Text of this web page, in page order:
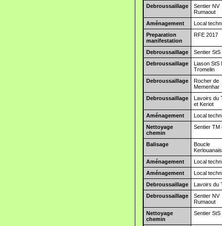
Debroussaillage
Sentier NV
Rumaout
Aménagement
Local
Preparation
manifestation
RFE 2017
Debroussaillage
Sentier StS
Debroussaillage
Liason StS
Tromelin
Debroussaillage
Rocher de
Memenhar
Debroussaillage
Lavoirs du
et Keriot
Aménagement
Local
Nettoyage
chemin
Sentier TM
Balisage
Boucle
Aménagement
Local
Aménagement
Local
Debroussaillage
Lavoirs du
Debroussaillage
Sentier NV
Rumaout
Nettoyage
chemin
Sentier StS